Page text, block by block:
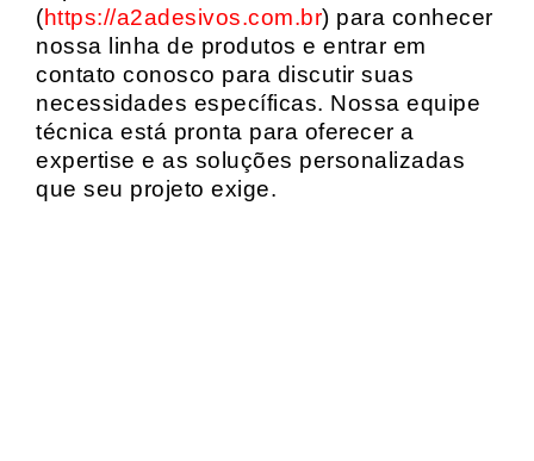
(https://a2adesivos.com.br) para conhecer
nossa linha de produtos e entrar em
contato conosco para discutir suas
necessidades específicas. Nossa equipe
técnica está pronta para oferecer a
expertise e as soluções personalizadas
que seu projeto exige.